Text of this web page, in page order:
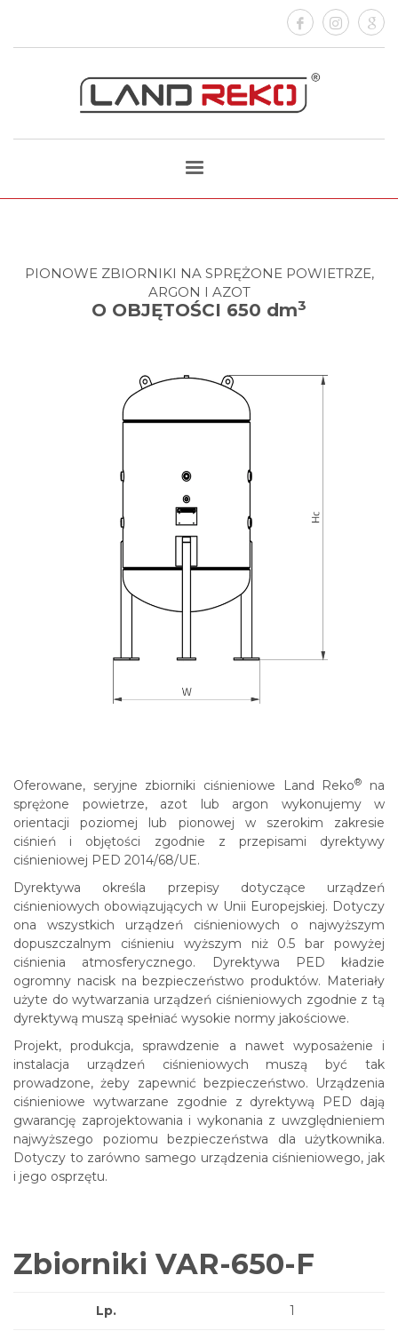
PIONOWE ZBIORNIKI NA SPRĘŻONE POWIETRZE,
ARGON I AZOT
O OBJĘTOŚCI 650 dm3
Oferowane, seryjne zbiorniki ciśnieniowe Land Reko®
na
sprężone powietrze, azot lub argon wykonujemy w
orientacji poziomej lub pionowej w szerokim zakresie
ciśnień i objętości zgodnie z przepisami dyrektywy
ciśnieniowej PED 2014/68/UE.
Dyrektywa określa przepisy dotyczące urządzeń
ciśnieniowych obowiązujących w Unii Europejskiej. Dotyczy
ona wszystkich urządzeń ciśnieniowych o najwyższym
dopuszczalnym ciśnieniu wyższym niż 0.5 bar powyżej
ciśnienia atmosferycznego. Dyrektywa PED kładzie
ogromny nacisk na bezpieczeństwo produktów. Materiały
użyte do wytwarzania urządzeń ciśnieniowych zgodnie z tą
dyrektywą muszą spełniać wysokie normy jakościowe.
Projekt, produkcja, sprawdzenie a nawet wyposażenie i
instalacja urządzeń ciśnieniowych muszą być tak
prowadzone, żeby zapewnić bezpieczeństwo. Urządzenia
ciśnieniowe wytwarzane zgodnie z dyrektywą PED dają
gwarancję zaprojektowania i wykonania z uwzględnieniem
najwyższego poziomu bezpieczeństwa dla użytkownika.
Dotyczy to zarówno samego urządzenia ciśnieniowego, jak
i jego osprzętu.
Zbiorniki VAR-650-F
Lp. 1